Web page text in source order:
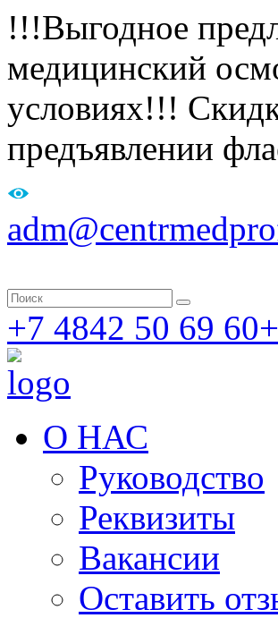
!!!Выгодное
медицинский
условиях!!!
предъявлении
+7 4842 50 69 60
О НАС
Руководство
Реквизиты
Вакансии
Оставить